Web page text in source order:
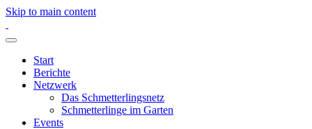
Skip to main content
Start
Berichte
Netzwerk
Das Schmetterlingsnetz
Schmetterlinge im Garten
Events